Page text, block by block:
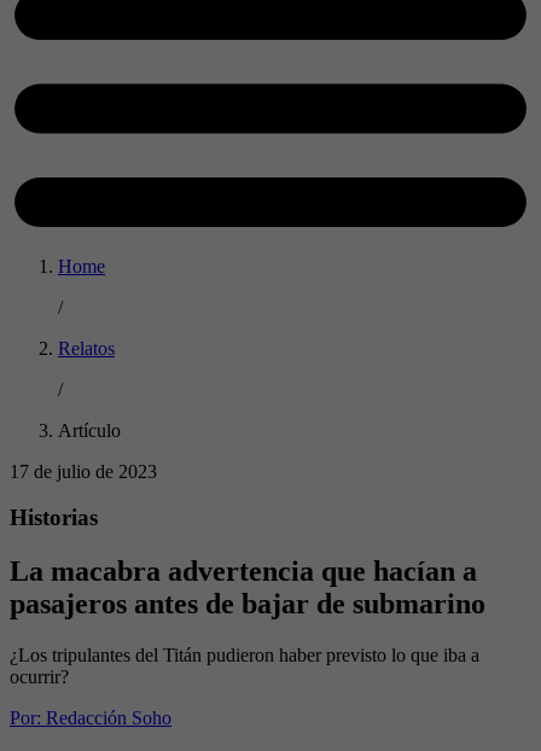
Home
/
Relatos
/
Artículo
17 de julio de 2023
Historias
La macabra advertencia que hacían a
pasajeros antes de bajar de submarino
¿Los tripulantes del Titán pudieron haber previsto lo que iba a
ocurrir?
Por: Redacción Soho